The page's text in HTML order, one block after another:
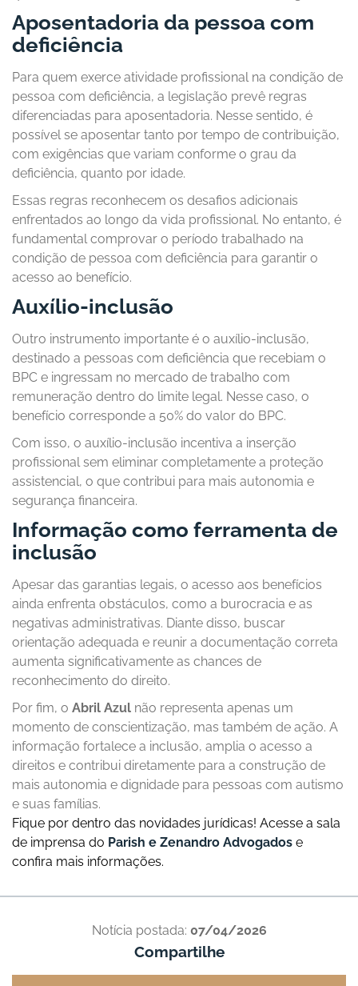
Aposentadoria da pessoa com
deficiência
Para quem exerce atividade profissional na condição de
pessoa com deficiência, a legislação prevê regras
diferenciadas para aposentadoria. Nesse sentido, é
possível se aposentar tanto por tempo de contribuição,
com exigências que variam conforme o grau da
deficiência, quanto por idade.
Essas regras reconhecem os desafios adicionais
enfrentados ao longo da vida profissional. No entanto, é
fundamental comprovar o período trabalhado na
condição de pessoa com deficiência para garantir o
acesso ao benefício.
Auxílio-inclusão
Outro instrumento importante é o auxílio-inclusão,
destinado a pessoas com deficiência que recebiam o
BPC e ingressam no mercado de trabalho com
remuneração dentro do limite legal. Nesse caso, o
benefício corresponde a 50% do valor do BPC.
Com isso, o auxílio-inclusão incentiva a inserção
profissional sem eliminar completamente a proteção
assistencial, o que contribui para mais autonomia e
segurança financeira.
Informação como ferramenta de
inclusão
Apesar das garantias legais, o acesso aos benefícios
ainda enfrenta obstáculos, como a burocracia e as
negativas administrativas. Diante disso, buscar
orientação adequada e reunir a documentação correta
aumenta significativamente as chances de
reconhecimento do direito.
Por fim, o Abril Azul não representa apenas um
momento de conscientização, mas também de ação. A
informação fortalece a inclusão, amplia o acesso a
direitos e contribui diretamente para a construção de
mais autonomia e dignidade para pessoas com autismo
e suas famílias.
Fique por dentro das novidades jurídicas! Acesse a sala
de imprensa do Parish e Zenandro Advogados e
confira mais informações.
Notícia postada: 07/04/2026
Compartilhe